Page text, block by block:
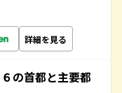
詳細を見る
の首都と主要都